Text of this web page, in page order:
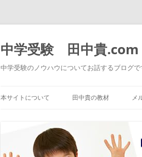
中学受験 田中貴.com
中学受験のノウハウについてお話するブログで
本サイトについて 田中貴の教材 メ